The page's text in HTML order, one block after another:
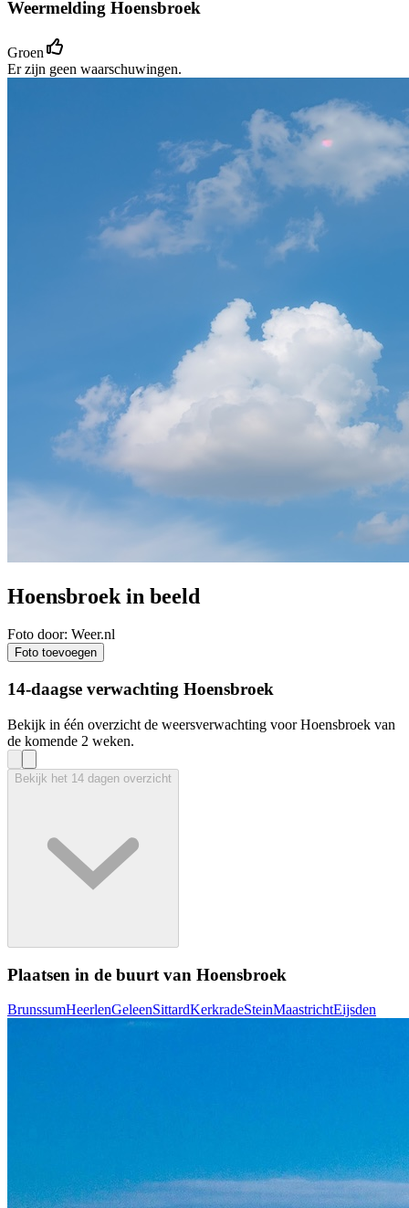
Weermelding Hoensbroek
Groen
Er zijn geen waarschuwingen.
Hoensbroek in beeld
Foto door: Weer.nl
Foto toevoegen
14-daagse verwachting Hoensbroek
Bekijk in één overzicht de weersverwachting voor Hoensbroek van
de komende 2 weken.
Bekijk het 14 dagen overzicht
Plaatsen in de buurt van Hoensbroek
BrunssumHeerlenGeleenSittardKerkradeSteinMaastrichtEijsden